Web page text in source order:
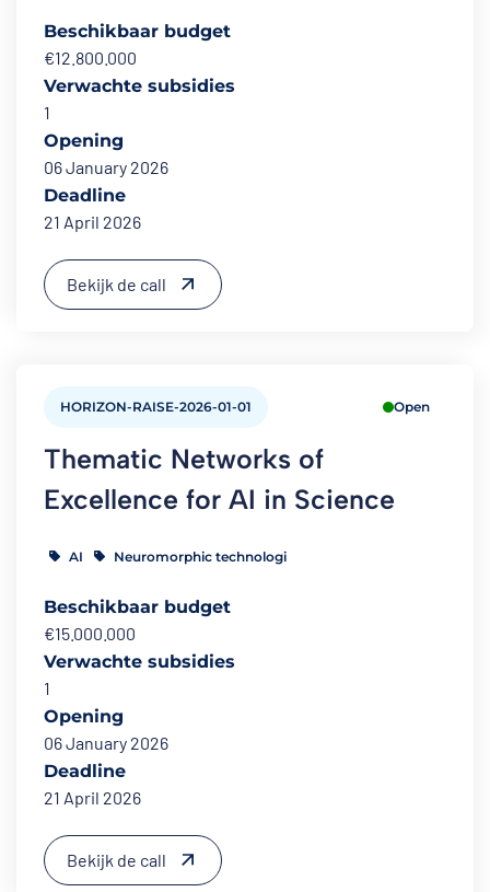
Beschikbaar budget
€12.800.000
Verwachte subsidies
1
Opening
06 January 2026
Deadline
21 April 2026
Bekijk de call
HORIZON-RAISE-2026-01-01 Open
Thematic Networks of
Excellence for AI in Science
AI Neuromorphic technologi
Beschikbaar budget
€15.000.000
Verwachte subsidies
1
Opening
06 January 2026
Deadline
21 April 2026
Bekijk de call